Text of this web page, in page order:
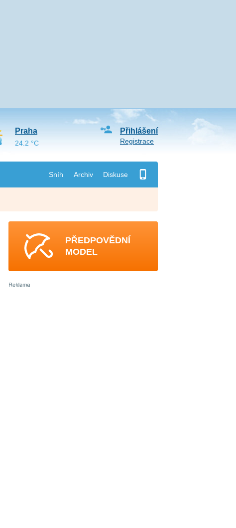
Sníh Archiv Diskuse
Přihlášení
Registrace
Praha
24.2 °C
PŘEDPOVĚDNÍ
MODEL